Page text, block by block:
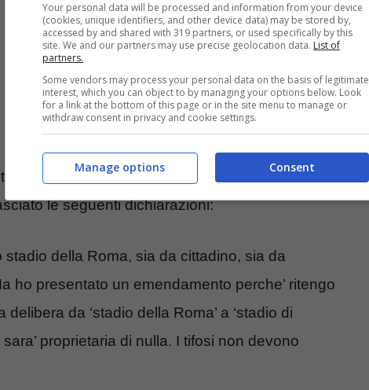
il consigliere di opposizione della Lega dei
le seguenti dichiarazioni:
stadio della Roma, sia da cittadino, sia da
ho presentato un emendamento perche’ ritengo
da ‘stadio della Roma’ a ‘stadio di
sara’ proprietaria di nulla. I tifosi non devono
Your personal data will be processed and information from your device
(cookies, unique identifiers, and other device data) may be stored by,
accessed by and shared with 319 partners, or used specifically by this
site. We and our partners may use precise geolocation data. List of
partners.
Some vendors may process your personal data on the basis of legitimate
interest, which you can object to by managing your options below. Look
for a link at the bottom of this page or in the site menu to manage or
withdraw consent in privacy and cookie settings.
Consent
Manage options